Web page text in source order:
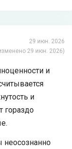
29 июн. 2026
29 июн. 2026)
и
и
гораздо
неосознанно